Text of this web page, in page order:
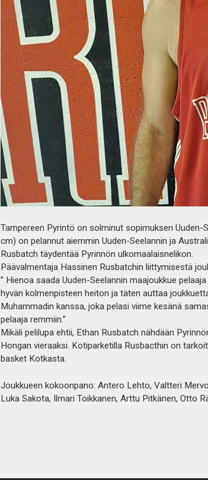
Tampereen Pyrintö on solminut sopimuksen Uuden-
cm) on pelannut aiemmin Uuden-Seelannin ja
Rusbatch täydentää Pyrinnön ulkomaalaisnelikon.
Päävalmentaja Hassinen Rusbatchin liittymisestä
” Hienoa saada Uuden-Seelannin maajoukkue
hyvän kolmenpisteen heiton ja täten auttaa
Muhammadin kanssa, joka pelasi viime kesänä
pelaaja remmiin.”
Mikäli pelilupa ehtii, Ethan Rusbatch nähdään
Hongan vieraaksi. Kotiparketilla Rusbacthin on
basket Kotkasta.
Joukkueen kokoonpano: Antero Lehto, Valtteri
Luka Sakota, Ilmari Toikkanen, Arttu Pitkänen, Otto